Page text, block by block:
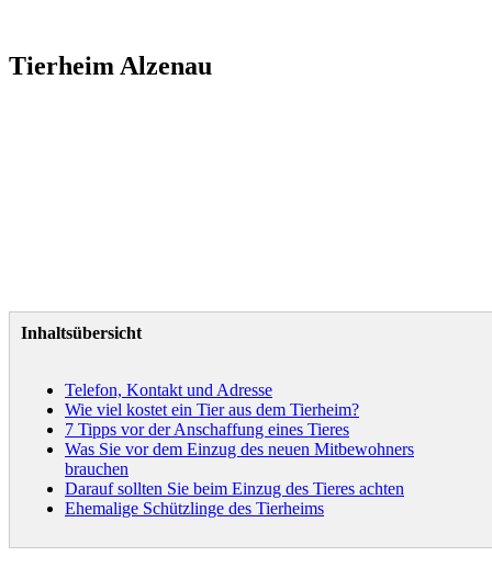
Tierheim Alzenau
Inhaltsübersicht
Telefon, Kontakt und Adresse
Wie viel kostet ein Tier aus dem Tierheim?
7 Tipps vor der Anschaffung eines Tieres
Was Sie vor dem Einzug des neuen Mitbewohners
brauchen
Darauf sollten Sie beim Einzug des Tieres achten
Ehemalige Schützlinge des Tierheims